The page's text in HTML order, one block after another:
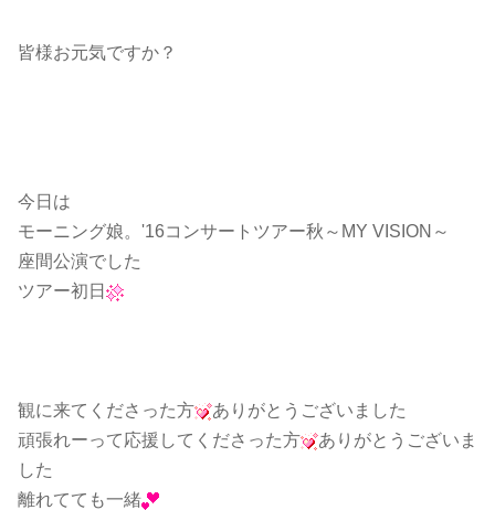
皆様お元気ですか？
今日は
モーニング娘。'16コンサートツアー秋～MY VISION～
座間公演でした
ツアー初日
観に来てくださった方
ありがとうございました
頑張れーって応援してくださった方
ありがとうございま
した
離れてても一緒